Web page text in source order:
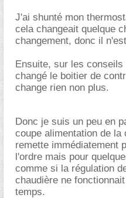
J'ai shunté mon
cela changeait quelque
changement, donc il
Ensuite, sur les
changé le boitier de
change rien non plus.
Donc je suis un peu en
coupe alimentation de la
remette immédiatement
l'ordre mais pour
comme si la régulation
chaudière ne
temps.